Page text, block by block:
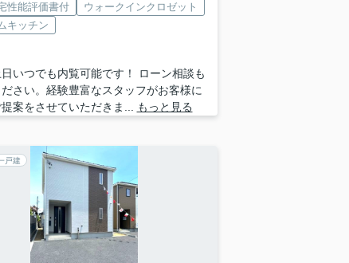
性能評価書付
ウォークインクロゼット
キッチン
いつでも内覧可能です！ ローン相談も
さい。経験豊富なスタッフがお客様に
案をさせていただきま...
もっと見る
戸建